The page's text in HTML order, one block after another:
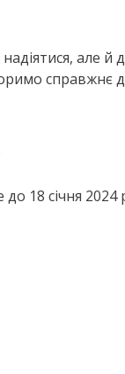
але й
18 січня 2024